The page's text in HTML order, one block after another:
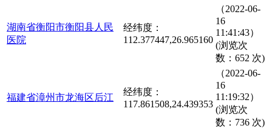
湖南省衡阳市衡阳县人民
医院
经纬度：
112.377447,26.965160
（2022-06-
16
11:41:43）
(浏览次
数：652 次)
福建省漳州市龙海区后江
经纬度：
117.861508,24.439353
（2022-06-
16
11:19:32）
(浏览次
数：736 次)